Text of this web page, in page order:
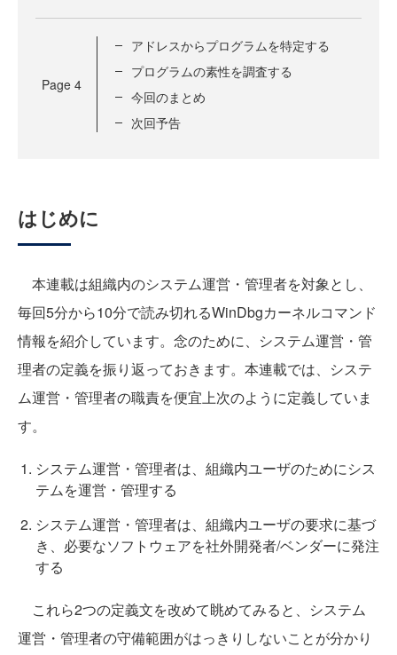
Page 4
アドレスからプログラムを特定する
プログラムの素性を調査する
今回のまとめ
次回予告
はじめに
本連載は組織内のシステム運営・管理者を対象とし、
毎回5分から10分で読み切れるWinDbgカーネルコマンド
情報を紹介しています。念のために、システム運営・管
理者の定義を振り返っておきます。本連載では、システ
ム運営・管理者の職責を便宜上次のように定義していま
す。
システム運営・管理者は、組織内ユーザのためにシス
テムを運営・管理する
システム運営・管理者は、組織内ユーザの要求に基づ
き、必要なソフトウェアを社外開発者/ベンダーに発注
する
これら2つの定義文を改めて眺めてみると、システム
運営・管理者の守備範囲がはっきりしないことが分かり